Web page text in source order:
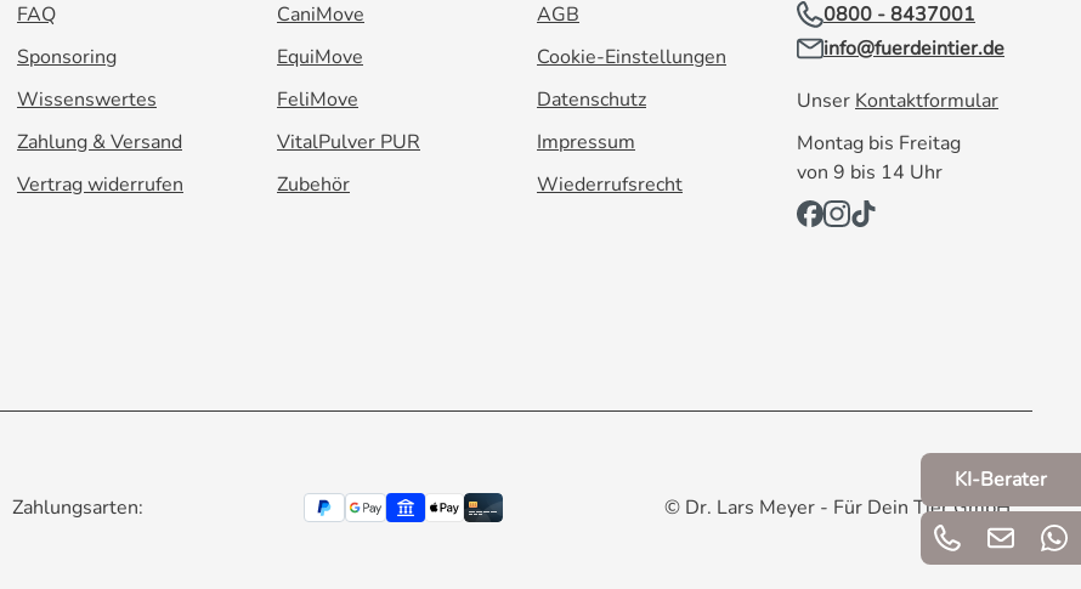
FAQ
Sponsoring
Wissenswertes
Zahlung & Versand
Vertrag widerrufen
CaniMove
EquiMove
FeliMove
VitalPulver PUR
Zubehör
AGB
Cookie-Einstellungen
Datenschutz
Impressum
Wiederrufsrecht
0800 - 8437001
info@fuerdeintier.de
Unser Kontaktformular
Montag bis Freitag
von 9 bis 14 Uhr
Zahlungsarten: © Dr. Lars Meyer - Für Dein Tier GmbH
KI-Berater